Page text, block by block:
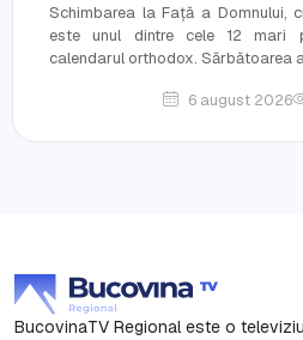
Schimbarea la Față a Domnului,
este unul dintre cele 12 mari
calendarul orthodox. Sărbătoarea
6 august 2026
BucovinaTV Regional este o